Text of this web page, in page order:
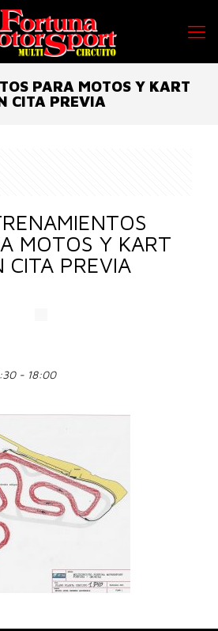
PARA MOTOS Y KART
CITA PREVIA
MOTOS Y KART
CITA PREVIA
- 18:00